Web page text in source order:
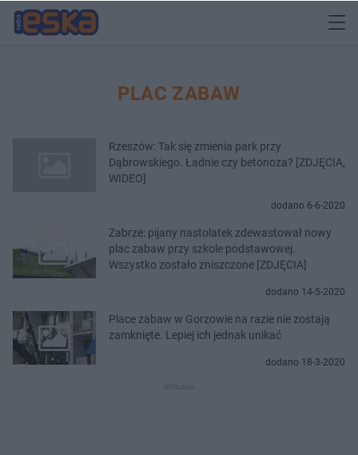
PLAC ZABAW
Rzeszów: Tak się zmienia park przy
Dąbrowskiego. Ładnie czy betonoza? [ZDJĘCIA,
WIDEO]
dodano 6-6-2020
Zabrze: pijany nastolatek zdewastował nowy
plac zabaw przy szkole podstawowej.
Wszystko zostało zniszczone [ZDJĘCIA]
dodano 14-5-2020
Place zabaw w Gorzowie na razie nie zostają
zamknięte. Lepiej ich jednak unikać
dodano 18-3-2020